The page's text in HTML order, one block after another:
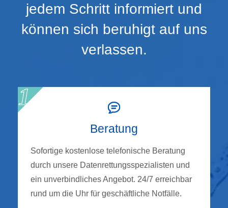
jedem Schritt informiert und
können sich beruhigt auf uns
verlassen.
Beratung
Sofortige kostenlose telefonische Beratung
durch unsere Datenrettungsspezialisten und
ein unverbindliches Angebot. 24/7 erreichbar
rund um die Uhr für geschäftliche Notfälle.